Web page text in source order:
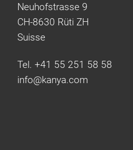
Neuhofstrasse 9
CH-8630 Rüti ZH
Suisse
Tel. +41 55 251 58 58
info@kanya.com